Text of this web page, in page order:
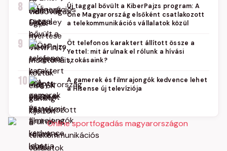
8
Új taggal bővült a KiberPajzs program: A
One Magyarország elsőként csatlakozott
a telekommunikációs vállalatok közül
9
Öt telefonos karaktert állított össze a
Yettel: mit árulnak el rólunk a hívási
szokásaink?
10
A gamerek és filmrajongók kedvence lehet
a Hisense új televíziója